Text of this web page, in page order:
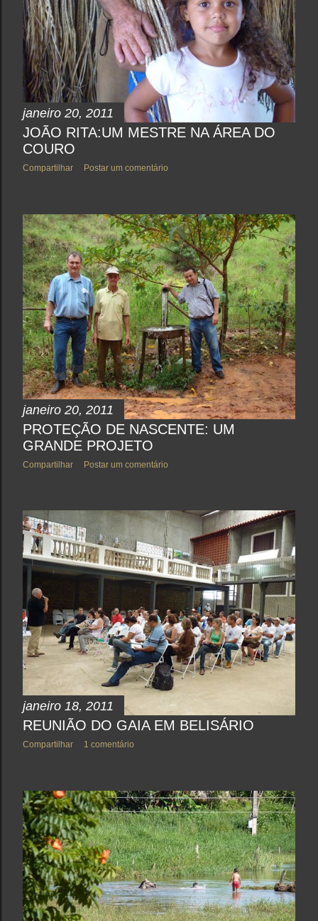
janeiro 20, 2011
JOÃO RITA:UM MESTRE NA ÁREA DO
COURO
Compartilhar Postar um comentário
janeiro 20, 2011
PROTEÇÃO DE NASCENTE: UM
GRANDE PROJETO
Compartilhar Postar um comentário
janeiro 18, 2011
REUNIÃO DO GAIA EM BELISÁRIO
Compartilhar 1 comentário